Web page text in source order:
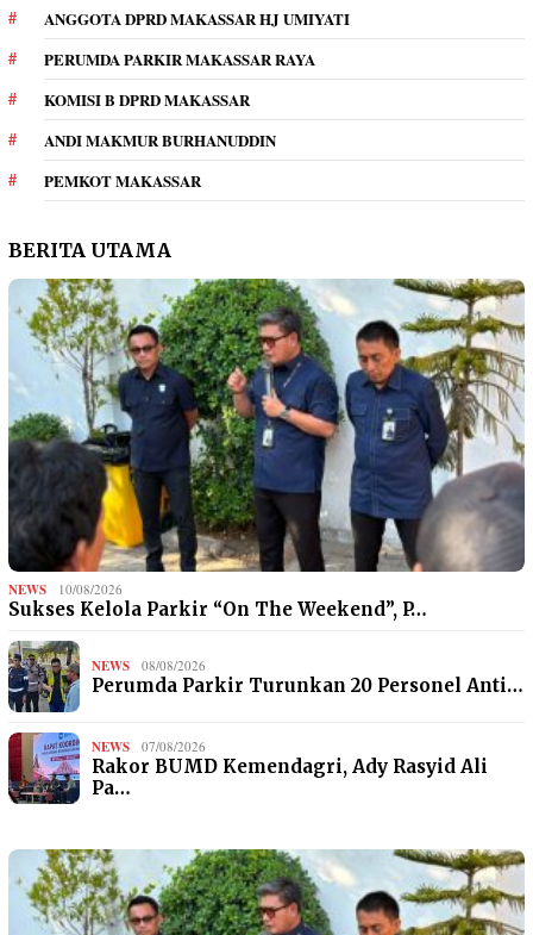
ANGGOTA DPRD MAKASSAR HJ UMIYATI
PERUMDA PARKIR MAKASSAR RAYA
KOMISI B DPRD MAKASSAR
ANDI MAKMUR BURHANUDDIN
PEMKOT MAKASSAR
BERITA UTAMA
NEWS 10/08/2026
Sukses Kelola Parkir “On The Weekend”, P…
NEWS 08/08/2026
Perumda Parkir Turunkan 20 Personel Anti…
NEWS 07/08/2026
Rakor BUMD Kemendagri, Ady Rasyid Ali
Pa…